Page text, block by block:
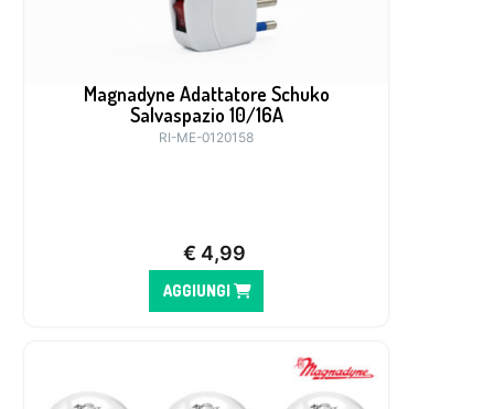
Magnadyne Adattatore Schuko
Salvaspazio 10/16A
RI-ME-0120158
€ 4,99
AGGIUNGI